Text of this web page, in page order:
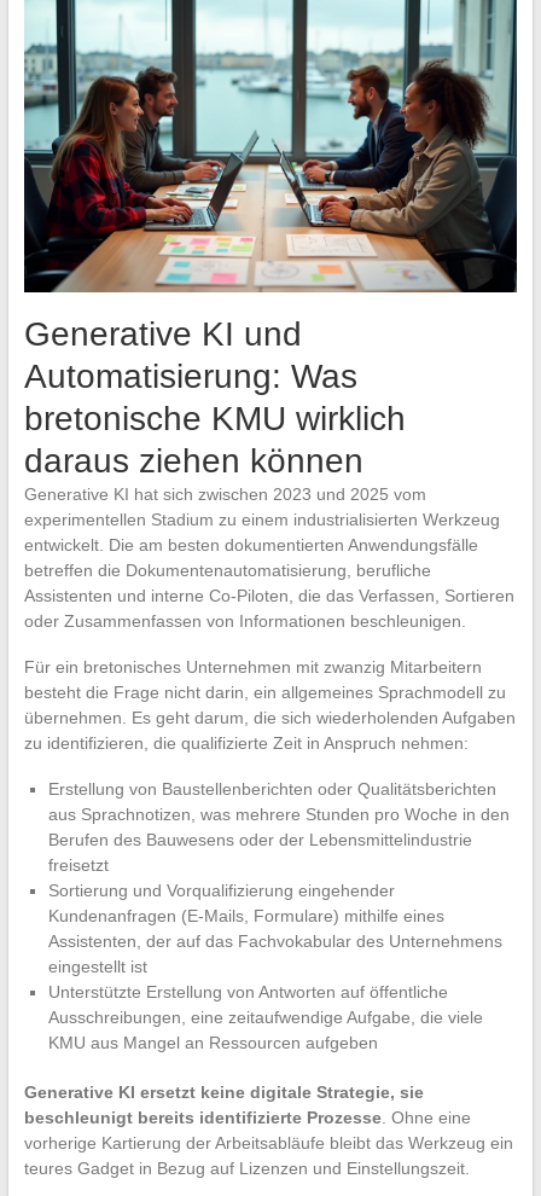
Generative KI und
Automatisierung: Was
bretonische KMU wirklich
daraus ziehen können
Generative KI hat sich zwischen 2023 und 2025 vom
experimentellen Stadium zu einem industrialisierten Werkzeug
entwickelt. Die am besten dokumentierten Anwendungsfälle
betreffen die Dokumentenautomatisierung, berufliche
Assistenten und interne Co-Piloten, die das Verfassen, Sortieren
oder Zusammenfassen von Informationen beschleunigen.
Für ein bretonisches Unternehmen mit zwanzig Mitarbeitern
besteht die Frage nicht darin, ein allgemeines Sprachmodell zu
übernehmen. Es geht darum, die sich wiederholenden Aufgaben
zu identifizieren, die qualifizierte Zeit in Anspruch nehmen:
Erstellung von Baustellenberichten oder Qualitätsberichten
aus Sprachnotizen, was mehrere Stunden pro Woche in den
Berufen des Bauwesens oder der Lebensmittelindustrie
freisetzt
Sortierung und Vorqualifizierung eingehender
Kundenanfragen (E-Mails, Formulare) mithilfe eines
Assistenten, der auf das Fachvokabular des Unternehmens
eingestellt ist
Unterstützte Erstellung von Antworten auf öffentliche
Ausschreibungen, eine zeitaufwendige Aufgabe, die viele
KMU aus Mangel an Ressourcen aufgeben
Generative KI ersetzt keine digitale Strategie, sie
beschleunigt bereits identifizierte Prozesse. Ohne eine
vorherige Kartierung der Arbeitsabläufe bleibt das Werkzeug ein
teures Gadget in Bezug auf Lizenzen und Einstellungszeit.